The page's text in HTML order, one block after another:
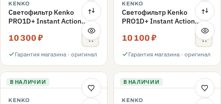
KENKO
Светофильтр Kenko
PRO1D+ Instant Action
Variable NDX3-450+C-PLS
переменной плотности
10 300 ₽
Гарантия магазина · оригинал
KENKO
Светофильтр Kenko
PRO1D+ Instant Action
Variable NDX3-450+C-PL
переменной плотности
10 100 ₽
Гарантия магазина · оригинал
В НАЛИЧИИ
KENKO
В НАЛИЧИИ
KENKO